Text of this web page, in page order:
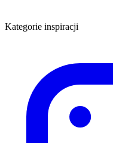
Kategorie inspiracji